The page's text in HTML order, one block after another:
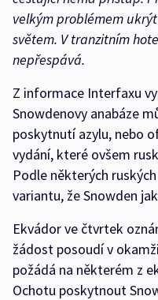
velkým problémem
světem. V tranzitním
nepřespává.
Z informace Interfaxu
Snowdenovy anabáze
poskytnutí azylu, nebo
vydání, které ovšem
Podle některých
variantu, že Snowden
Ekvádor ve čtvrtek
žádost posoudí v
požádá na některém z
Ochotu poskytnout